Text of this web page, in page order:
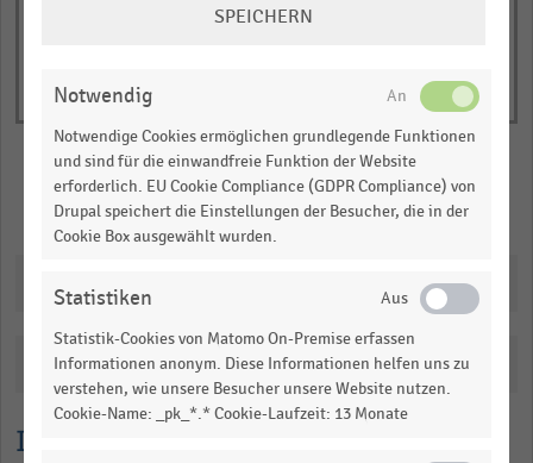
Lesehilfe
Euro.
Range:
1.100925.
data
table.
Merken Teilen
Katalogisierung
SPEICHERN
Notwendig
Notwendige Cookies ermöglichen grundlegende Funktionen
und sind für die einwandfreie Funktion der Website
erforderlich. EU Cookie Compliance (GDPR Compliance) von
Drupal speichert die Einstellungen der Besucher, die in der
Cookie Box ausgewählt wurden.
Statistiken
Statistik-Cookies von Matomo On-Premise erfassen
Informationen anonym. Diese Informationen helfen uns zu
verstehen, wie unsere Besucher unsere Website nutzen.
Cookie-Name: _pk_*.* Cookie-Laufzeit: 13 Monate